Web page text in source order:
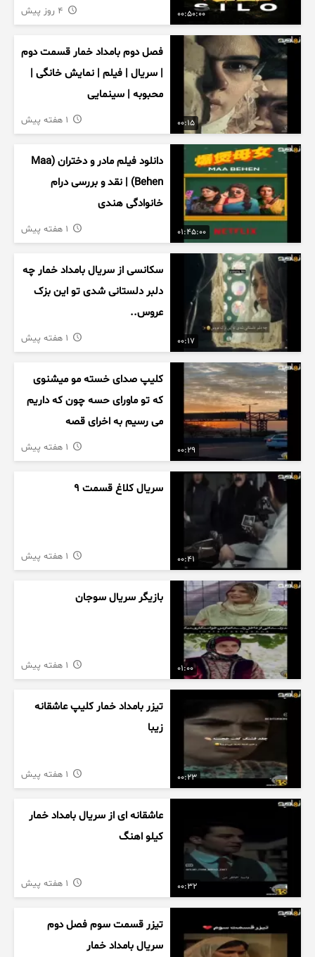
00:50:00
00:15
فصل دوم بامداد خمار قسمت دوم
| سریال | فیلم | نمایش خانگی |
محبوبه | سینمایی
01:45:00
دانلود فیلم مادر و دختران (Maa
Behen) | نقد و بررسی درام
خانوادگی هندی
00:17
سکانسی از سریال بامداد خمار چه
دلبر دلستانی شدی تو این بزک
عروس..
00:29
کلیپ صدای خسته مو میشنوی
که تو ماورای حسه چون که داریم
می رسیم به اخرای قصه
00:41
سریال کلاغ قسمت 9
01:00
بازیگر سریال سوجان
00:23
تیزر بامداد خمار کلیپ عاشقانه
زیبا
00:32
عاشقانه ای از سریال بامداد خمار
کیلو اهنگ
تیزر قسمت سوم فصل دوم
سریال بامداد خمار